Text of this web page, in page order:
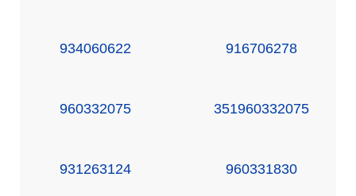
934060622 916706278
960332075 351960332075
931263124 960331830